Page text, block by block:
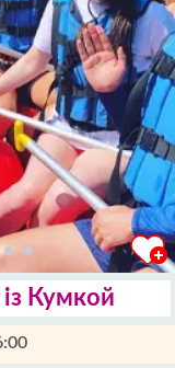
із Кумкой